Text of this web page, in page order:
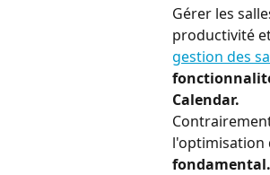
Gérer les
productivité
gestion des
Calendar.
l'optimisation
fondamental.